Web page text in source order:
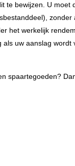
te bewijzen. U
het werkelijk
uw aanslag wordt
spaartegoeden?